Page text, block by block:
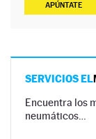
APÚNTATE
SERVICIOS EL
Encuentra los
neumáticos…